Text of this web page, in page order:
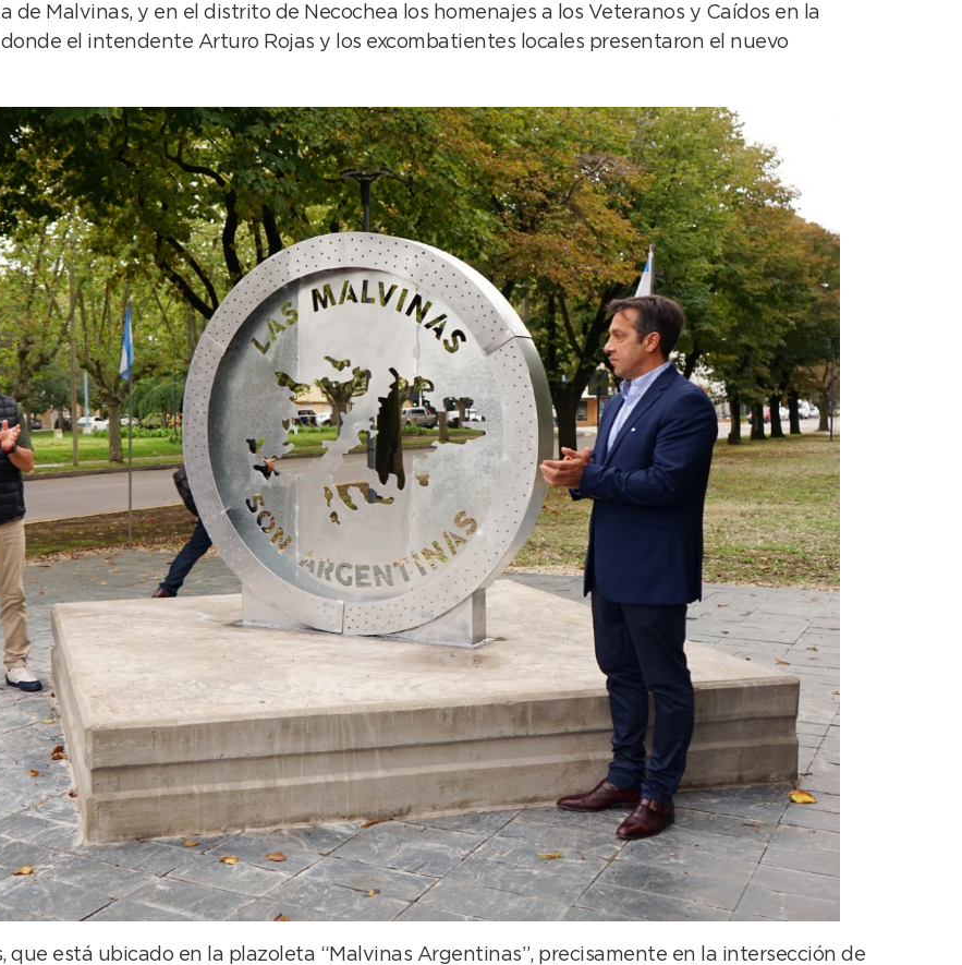
de Malvinas, y en el distrito de Necochea los homenajes a los Veteranos y Caídos en la
el intendente Arturo Rojas y los excombatientes locales presentaron el nuevo
está ubicado en la plazoleta “Malvinas Argentinas”, precisamente en la intersección de